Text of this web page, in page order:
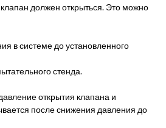
должен открыться. Это можно
в системе до установленного
стенда.
открытия клапана и
после снижения давления до